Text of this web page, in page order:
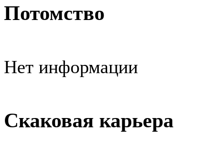
Потомство
Нет информации
Скаковая карьера